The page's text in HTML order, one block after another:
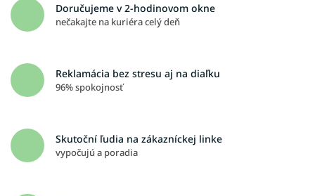
Doručujeme v 2-hodinovom okne
nečakajte na kuriéra celý deň
Reklamácia bez stresu aj na diaľku
96% spokojnosť
Skutoční ľudia na zákazníckej linke
vypočujú a poradia